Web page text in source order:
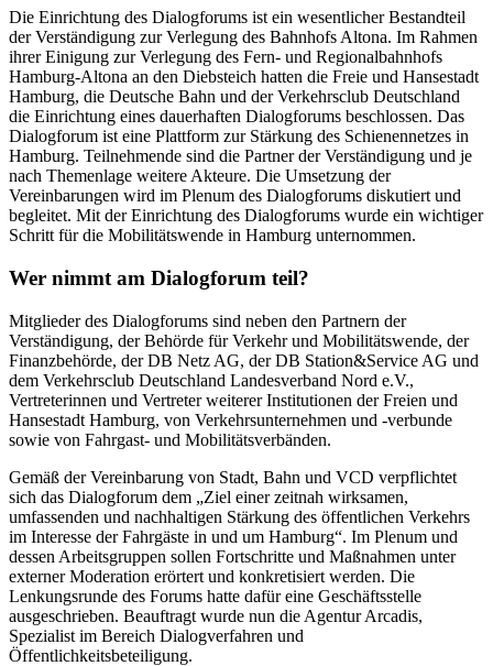
Die Einrichtung des Dialogforums ist ein wesentlicher Bestandteil
der Verständigung zur Verlegung des Bahnhofs Altona. Im Rahmen
ihrer Einigung zur Verlegung des Fern- und Regionalbahnhofs
Hamburg-Altona an den Diebsteich hatten die Freie und Hansestadt
Hamburg, die Deutsche Bahn und der Verkehrsclub Deutschland
die Einrichtung eines dauerhaften Dialogforums beschlossen. Das
Dialogforum ist eine Plattform zur Stärkung des Schienennetzes in
Hamburg. Teilnehmende sind die Partner der Verständigung und je
nach Themenlage weitere Akteure. Die Umsetzung der
Vereinbarungen wird im Plenum des Dialogforums diskutiert und
begleitet. Mit der Einrichtung des Dialogforums wurde ein wichtiger
Schritt für die Mobilitätswende in Hamburg unternommen.
Wer nimmt am Dialogforum teil?
Mitglieder des Dialogforums sind neben den Partnern der
Verständigung, der Behörde für Verkehr und Mobilitätswende, der
Finanzbehörde, der DB Netz AG, der DB Station&Service AG und
dem Verkehrsclub Deutschland Landesverband Nord e.V.,
Vertreterinnen und Vertreter weiterer Institutionen der Freien und
Hansestadt Hamburg, von Verkehrsunternehmen und -verbunde
sowie von Fahrgast- und Mobilitätsverbänden.
Gemäß der Vereinbarung von Stadt, Bahn und VCD verpflichtet
sich das Dialogforum dem „Ziel einer zeitnah wirksamen,
umfassenden und nachhaltigen Stärkung des öffentlichen Verkehrs
im Interesse der Fahrgäste in und um Hamburg“. Im Plenum und
dessen Arbeitsgruppen sollen Fortschritte und Maßnahmen unter
externer Moderation erörtert und konkretisiert werden. Die
Lenkungsrunde des Forums hatte dafür eine Geschäftsstelle
ausgeschrieben. Beauftragt wurde nun die Agentur Arcadis,
Spezialist im Bereich Dialogverfahren und
Öffentlichkeitsbeteiligung.